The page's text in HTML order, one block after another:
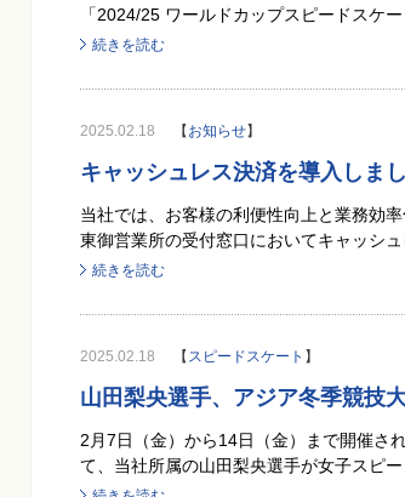
「2024/25 ワールドカップスピードスケ
続きを読む
2025.02.18 【 お知らせ】
キャッシュレス決済を導入しま
当社では、お客様の利便性向上と業務効
東御営業所の受付窓口においてキャッシ
続きを読む
2025.02.18 【 スピードスケート 】
山田梨央選手、アジア冬季競技
2月7日（金）から14日（金）まで開催さ
て、当社所属の山田梨央選手が女子スピ